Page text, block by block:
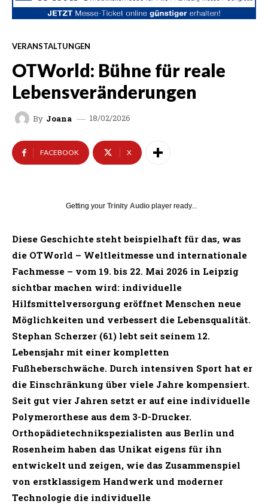
VERANSTALTUNGEN
OTWorld: Bühne für reale
Lebensveränderungen
By Joana 18/02/2026
FACEBOOK X
Getting your Trinity Audio player ready...
Diese Geschichte steht beispielhaft für das, was
die OTWorld – Weltleitmesse und internationale
Fachmesse – vom 19. bis 22. Mai 2026 in Leipzig
sichtbar machen wird: individuelle
Hilfsmittelversorgung eröffnet Menschen neue
Möglichkeiten und verbessert die Lebensqualität.
Stephan Scherzer (61) lebt seit seinem 12.
Lebensjahr mit einer kompletten
Fußheberschwäche. Durch intensiven Sport hat er
die Einschränkung über viele Jahre kompensiert.
Seit gut vier Jahren setzt er auf eine individuelle
Polymerorthese aus dem 3-D-Drucker.
Orthopädietechnikspezialisten aus Berlin und
Rosenheim haben das Unikat eigens für ihn
entwickelt und zeigen, wie das Zusammenspiel
von erstklassigem Handwerk und moderner
Technologie die individuelle